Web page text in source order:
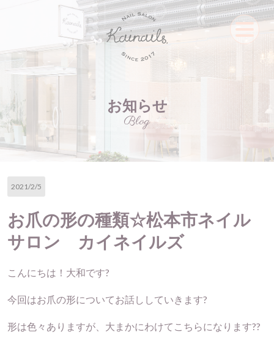
お知らせ
Blog
2021/2/5
お爪の形の種類☆松本市ネイル
サロン カイネイルズ
こんにちは！大和です?
今回はお爪の形についてお話ししていきます?
形は色々ありますが、大まかにわけてこちらになります??